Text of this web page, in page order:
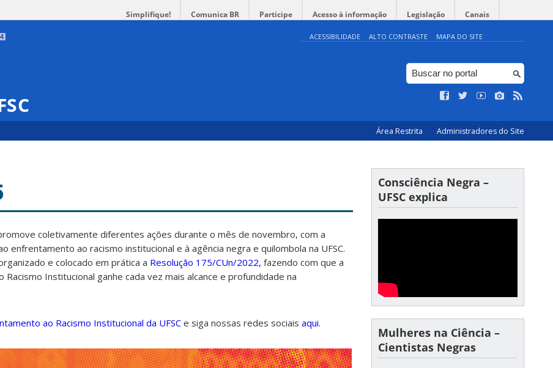
Simplifique! Comunica BR Participe Acesso à informação Legislação Canais
4 ACESSIBILIDADE ALTO CONTRASTE MAPA DO SITE
Área Restrita Administradores do Site
coletivamente diferentes ações durante o mês de novembro, com a
enfrentamento ao racismo institucional e à agência negra e quilombola na UFSC.
e colocado em prática a Resolução 175/CUn/2022, fazendo com que a
Institucional ganhe cada vez mais alcance e profundidade na
ao Racismo Institucional da UFSC e siga nossas redes sociais aqui.
Consciência Negra –
UFSC explica
Mulheres na Ciência –
Cientistas Negras